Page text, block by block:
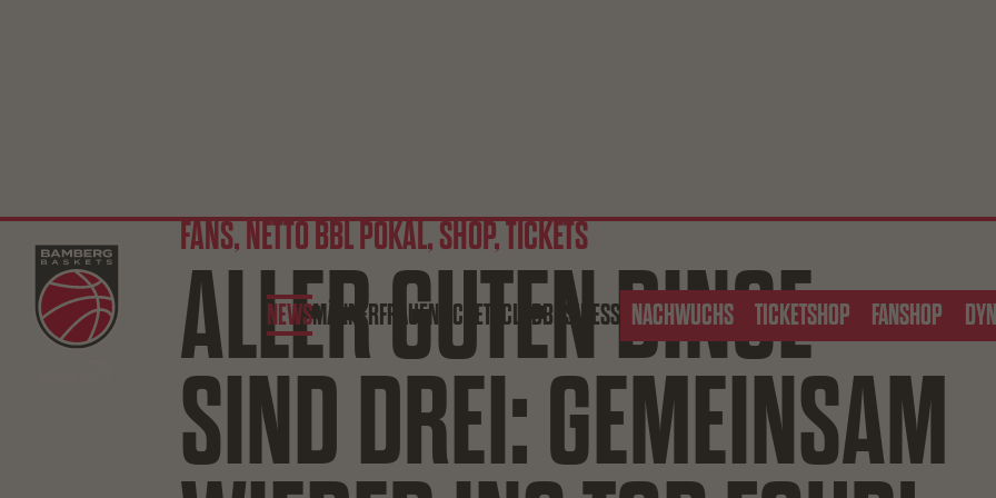
NEWSMÄNNERFRAUEN TICKETS CLUBBUSINESS NACHWUCHS TICKETSHOP FANSHOP DYN
FANS, NETTO BBL POKAL, SHOP, TICKETS
ALLER GUTEN DINGE
SIND DREI: GEMEINSAM